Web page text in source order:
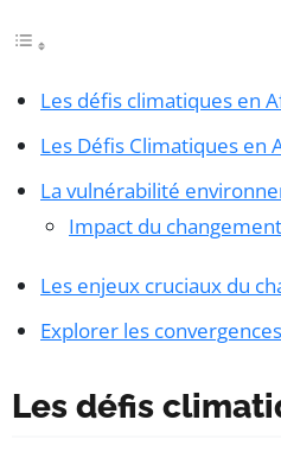
Les défis climatiques en
Les Défis Climatiques en
La vulnérabilité
Impact du
Les enjeux cruciaux du
Explorer les
Les défis